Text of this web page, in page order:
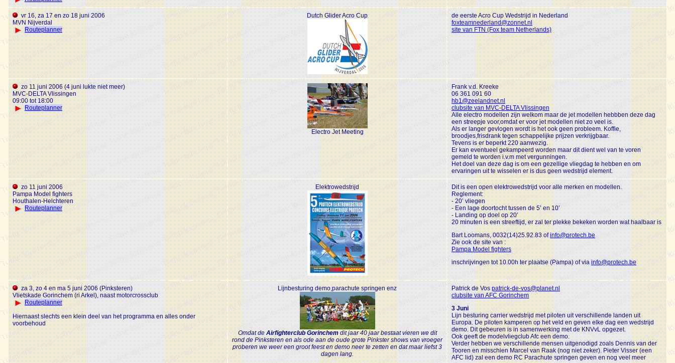
vr 16, za 17 en zo 18 juni 2006
MVN Nijverdal
Routeplanner
Dutch Glider Acro Cup
de eerste Acro Cup Wedstrijd in Nederland
foxteamnederland@zonnet.nl
site van FTN (Fox team Netherlands)
zo 11 juni 2006 (4 juni lukte niet meer)
MVC-DELTA Vlissingen
09:00 tot 18:00
Routeplanner
Electro Jet Meeting
Frank v.d. Kreeke
06 361 091 60
hb1@zeelandnet.nl
clubsite van MVC-DELTA Vlissingen
Alle electro modellen zijn welkom maar de jet modellen hebbben deze dag
een streepje voor,omdat er voor jet modellen niet zo veel is.
Als er langer gevlogen wordt is het ook geen probleem. Koffie,
broodjes,frisdrank tegen schappelijke prijzen verkrijgbaar.
Tevens is er beperkt 220 aanwezig.
Er kan eventueel gekampeerd worden maar dit dient wel van te voren
gemeld te worden i.v.m met vergunningen.
Het doel van deze dag is om een gezellige vliegdag te hebben en om
ervaringen uit te wisselen er is dus geen wedstrijd element.
zo 11 juni 2006
Pampa Model fighters
Houthalen-Helchteren
Routeplanner
Elektrowedstrijd
Dit is een open elektrowedstrijd voor alle merken en modellen.
Reglement:
- 20’ vliegen
- Een lage doortocht tussen de 5’ en 10’
- Landing op doel op 20’
20 minuten is een streeftijd, er zal ter plekke bekeken worden wat haalbaar is
Bart Loomans, 0032(14)25.92.83 ofinfo@protech.be
Zie ook de site van :
Pampa Model fighters
inschrijvingen tot 10.00h ter plaatse (Pampa) of viainfo@protech.be
za 3, zo 4 en ma 5 juni 2006 (Pinksteren)
Vlietskade Gorinchem (ri Arkel), naast motorcrossclub
Routeplanner
Hiernaast slechts een klein deel van het programma en alles onder
voorbehoud
Lijnbesturing demo,parachute springen enz
Omdat deAirfighterclub Gorinchemdit jaar 40 jaar bestaat vieren we dit
rond de Pinksteren en als ode aan de oude grote Pinkster shows van vroeger
proberen we weer een groot feest en demo neer te zetten en dat maar liefst 3
dagen lang.
Patrick de Vospatrick-de-vos@planet.nl
clubsite van AFC Gorinchem
3 Juni
Lijn besturing carrier wedstrijd met piloten uit verschillende landen uit
Europa. De piloten kamperen op het veld en geven elke dag een wedstrijd
demo. Dit gebeuren is in samenwerking met de KNVvL opgezet.
Ook geeft de modelvliegclub Afc een demo.
Verder hebben we verschillende mensen uitgenodigd zoals Dennis van der
Tooren en misschien Marcel van Raak (nog niet zeker). Pieter Visser (een
AFC lid) zal een demo RC Parachute springen geven en nog veel meer